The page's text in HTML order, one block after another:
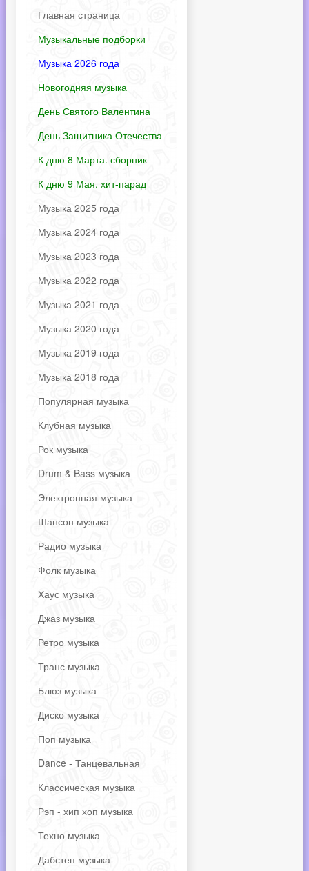
Главная страница
Музыкальные подборки
Музыка 2026 года
Новогодняя музыка
День Святого Валентина
День Защитника Отечества
К дню 8 Марта. сборник
К дню 9 Мая. хит-парад
Музыка 2025 года
Музыка 2024 года
Музыка 2023 года
Музыка 2022 года
Музыка 2021 года
Музыка 2020 года
Музыка 2019 года
Музыка 2018 года
Популярная музыка
Клубная музыка
Рок музыка
Drum & Bass музыка
Электронная музыка
Шансон музыка
Радио музыка
Фолк музыка
Хаус музыка
Джаз музыка
Ретро музыка
Транс музыка
Блюз музыка
Диско музыка
Поп музыка
Dance - Танцевальная
Классическая музыка
Рэп - хип хоп музыка
Техно музыка
Дабстеп музыка